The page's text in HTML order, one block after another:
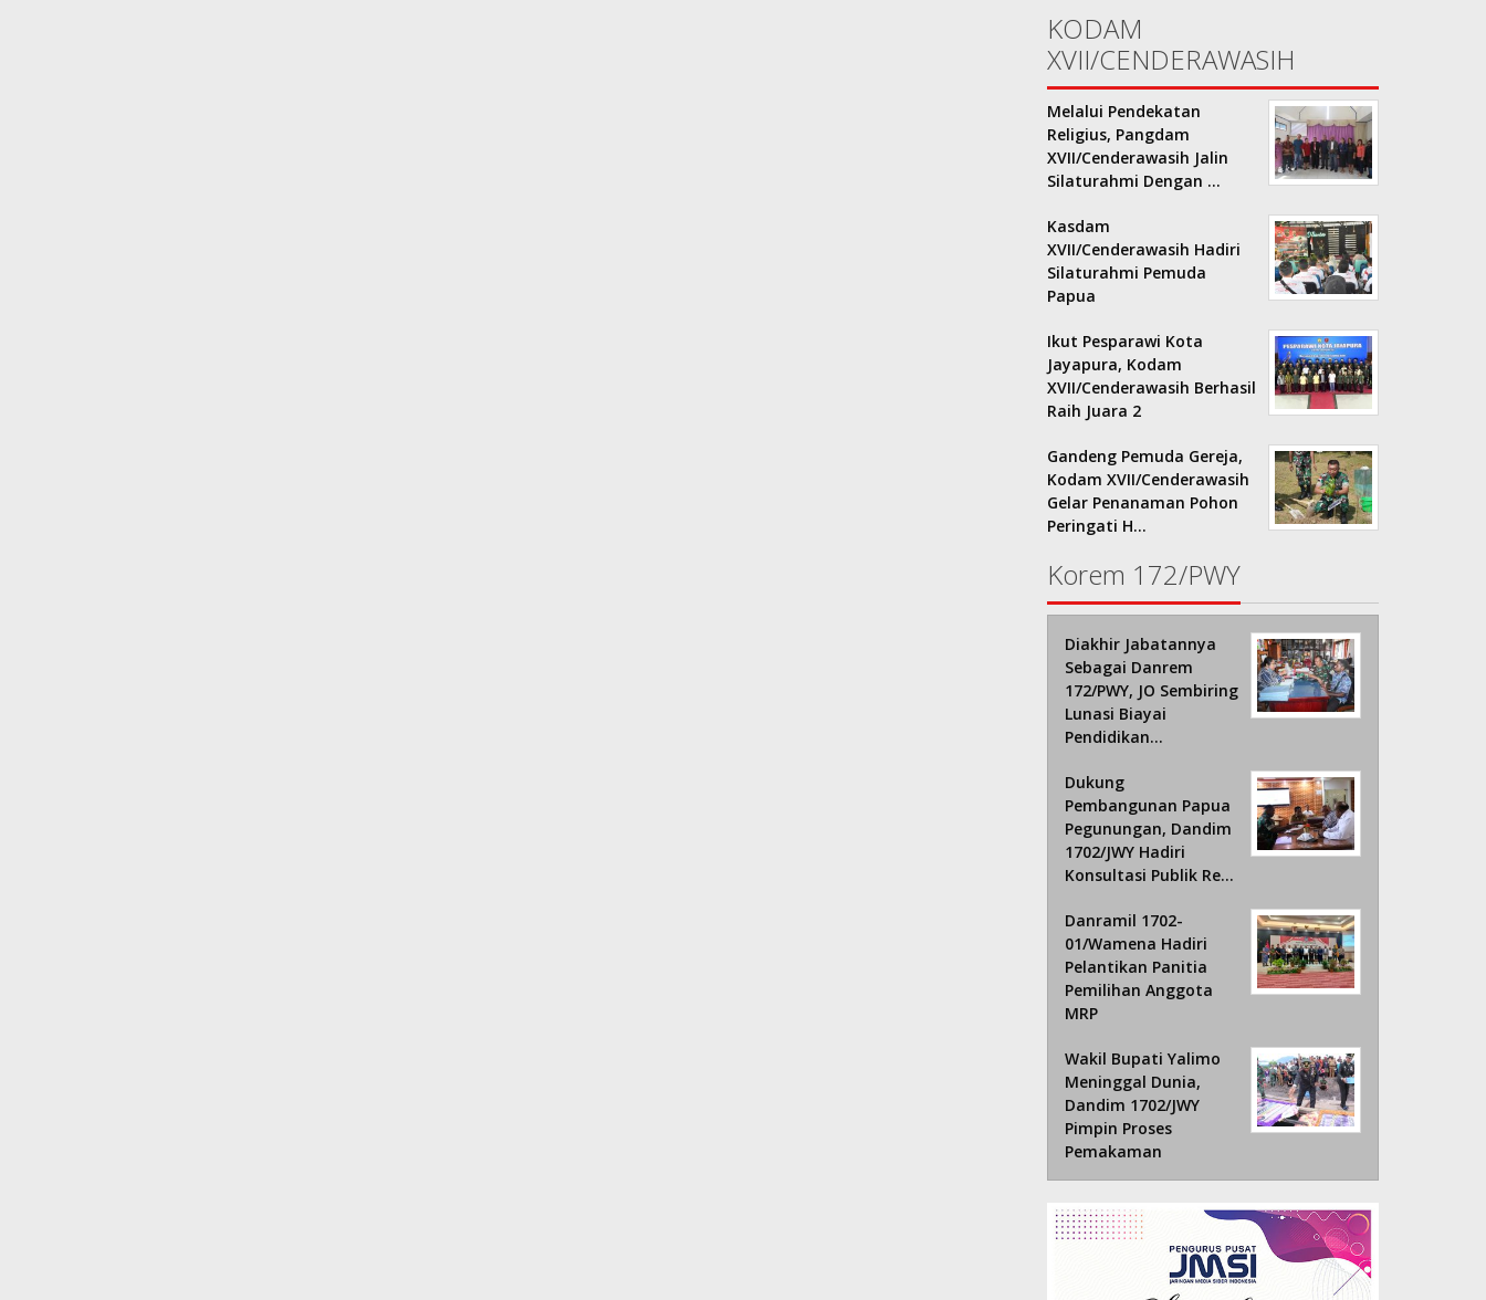
KODAM
XVII/CENDERAWASIH
Melalui Pendekatan
Religius, Pangdam
XVII/Cenderawasih Jalin
Silaturahmi Dengan …
Kasdam
XVII/Cenderawasih Hadiri
Silaturahmi Pemuda
Papua
Ikut Pesparawi Kota
Jayapura, Kodam
XVII/Cenderawasih Berhasil
Raih Juara 2
Gandeng Pemuda Gereja,
Kodam XVII/Cenderawasih
Gelar Penanaman Pohon
Peringati H…
Korem 172/PWY
Diakhir Jabatannya
Sebagai Danrem
172/PWY, JO Sembiring
Lunasi Biayai
Pendidikan…
Dukung
Pembangunan Papua
Pegunungan, Dandim
1702/JWY Hadiri
Konsultasi Publik Re…
Danramil 1702-
01/Wamena Hadiri
Pelantikan Panitia
Pemilihan Anggota
MRP
Wakil Bupati Yalimo
Meninggal Dunia,
Dandim 1702/JWY
Pimpin Proses
Pemakaman